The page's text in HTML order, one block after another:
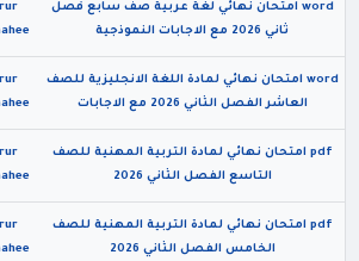
word امتحان نهائي لغة عربية صف سابع فصل
ثاني 2026 مع الاجابات النموذجية
word امتحان نهائي لمادة اللغة الانجليزية للصف
العاشر الفصل الثاني 2026 مع الاجابات
pdf امتحان نهائي لمادة التربية المهنية للصف
التاسع الفصل الثاني 2026
pdf امتحان نهائي لمادة التربية المهنية للصف
الخامس الفصل الثاني 2026